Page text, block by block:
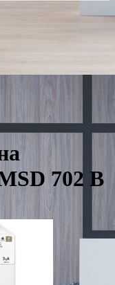
702 B